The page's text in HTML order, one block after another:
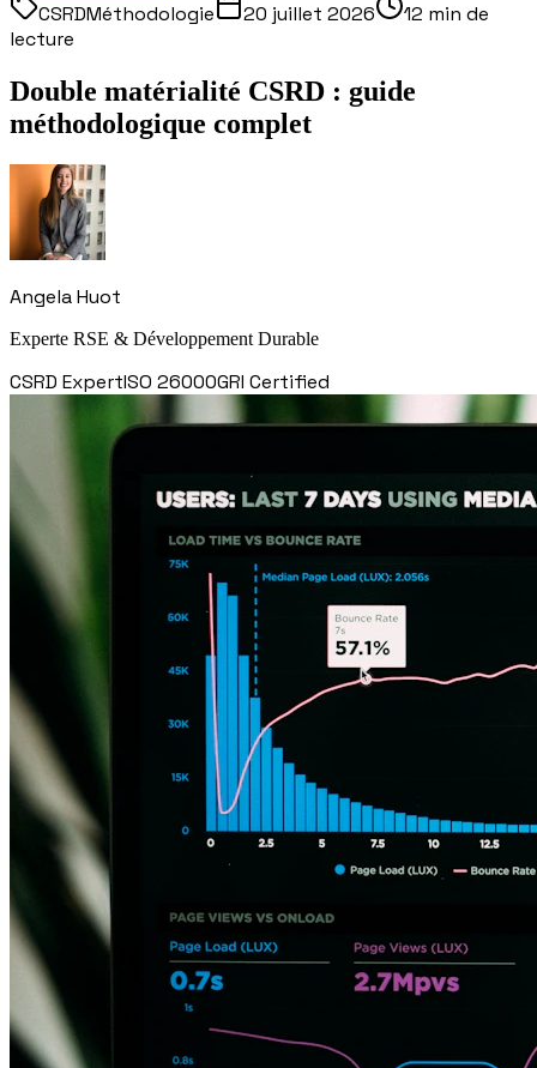
CSRDMéthodologie 20 juillet 2026
12 min de
lecture
Double matérialité CSRD : guide
méthodologique complet
Angela Huot
Experte RSE & Développement Durable
CSRD ExpertISO 26000GRI Certified